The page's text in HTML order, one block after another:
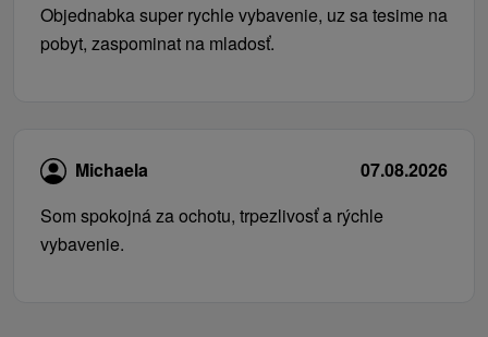
Objednabka super rychle vybavenie, uz sa tesime na
pobyt, zaspominat na mladosť.
Michaela
07.08.2026
Som spokojná za ochotu, trpezlivosť a rýchle
vybavenie.